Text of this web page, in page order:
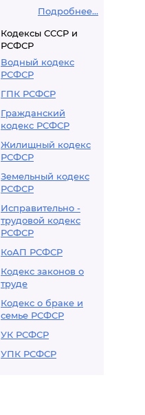
Подробнее...
Кодексы СССР и
РСФСР
Водный кодекс
РСФСР
ГПК РСФСР
Гражданский
кодекс РСФСР
Жилищный кодекс
РСФСР
Земельный кодекс
РСФСР
Исправительно -
трудовой кодекс
РСФСР
КоАП РСФСР
Кодекс законов о
труде
Кодекс о браке и
семье РСФСР
УК РСФСР
УПК РСФСР